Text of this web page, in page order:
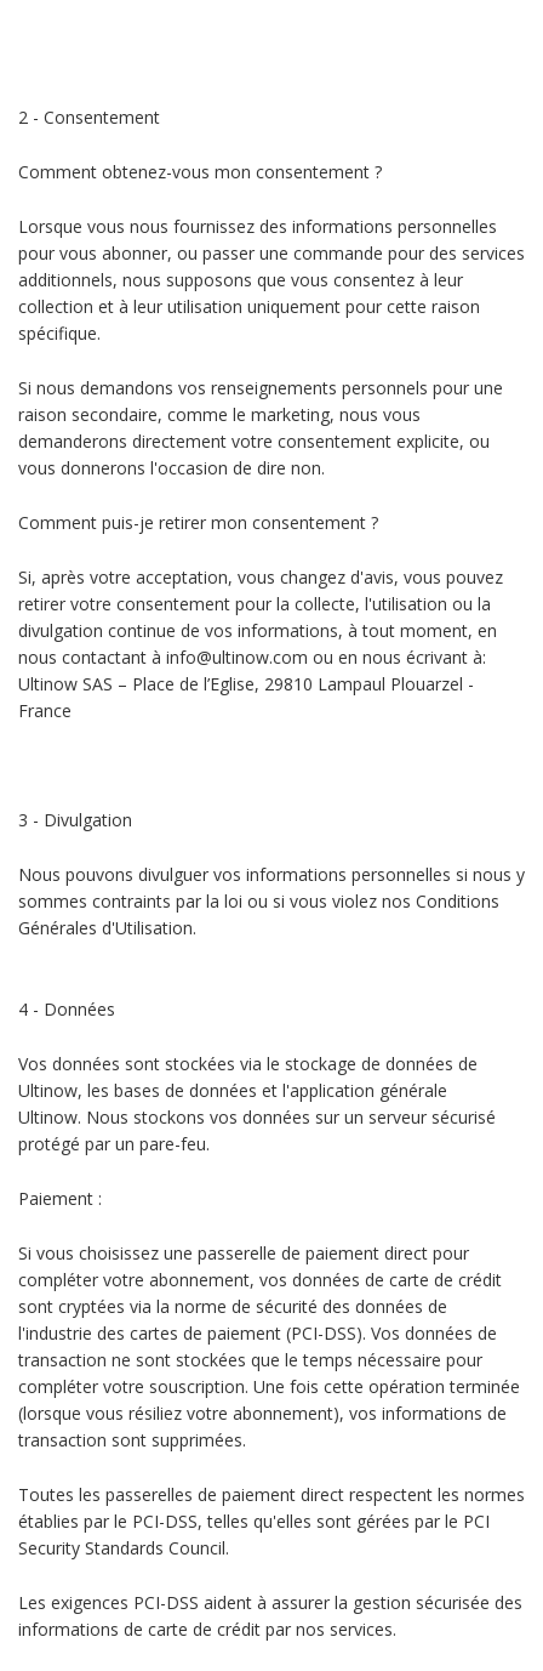
2 - Consentement
Comment obtenez-vous mon consentement ?
Lorsque vous nous fournissez des informations personnelles
pour vous abonner, ou passer une commande pour des services
additionnels, nous supposons que vous consentez à leur
collection et à leur utilisation uniquement pour cette raison
spécifique.
Si nous demandons vos renseignements personnels pour une
raison secondaire, comme le marketing, nous vous
demanderons directement votre consentement explicite, ou
vous donnerons l'occasion de dire non.
Comment puis-je retirer mon consentement ?
Si, après votre acceptation, vous changez d'avis, vous pouvez
retirer votre consentement pour la collecte, l'utilisation ou la
divulgation continue de vos informations, à tout moment, en
nous contactant à info@ultinow.com ou en nous écrivant à:
Ultinow SAS – Place de l’Eglise, 29810 Lampaul Plouarzel -
France
3 - Divulgation
Nous pouvons divulguer vos informations personnelles si nous y
sommes contraints par la loi ou si vous violez nos Conditions
Générales d'Utilisation.
4 - Données
Vos données sont stockées via le stockage de données de
Ultinow, les bases de données et l'application générale
Ultinow. Nous stockons vos données sur un serveur sécurisé
protégé par un pare-feu.
Paiement :
Si vous choisissez une passerelle de paiement direct pour
compléter votre abonnement, vos données de carte de crédit
sont cryptées via la norme de sécurité des données de
l'industrie des cartes de paiement (PCI-DSS). Vos données de
transaction ne sont stockées que le temps nécessaire pour
compléter votre souscription. Une fois cette opération terminée
(lorsque vous résiliez votre abonnement), vos informations de
transaction sont supprimées.
Toutes les passerelles de paiement direct respectent les normes
établies par le PCI-DSS, telles qu'elles sont gérées par le PCI
Security Standards Council.
Les exigences PCI-DSS aident à assurer la gestion sécurisée des
informations de carte de crédit par nos services.